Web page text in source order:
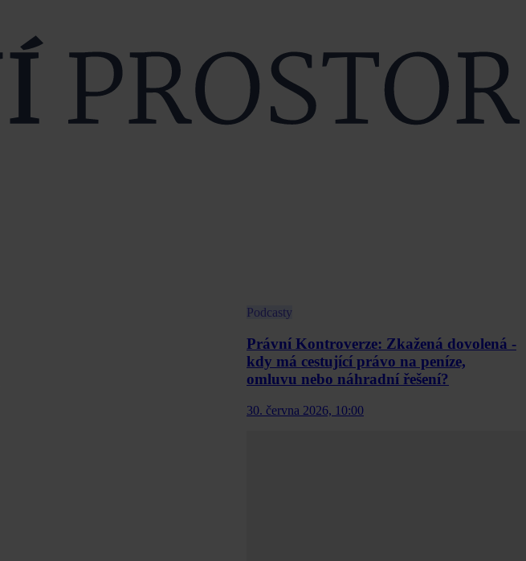
Podcasty
Právní Kontroverze: Zkažená dovolená -
kdy má cestující právo na peníze,
omluvu nebo náhradní řešení?
30. června 2026, 10:00